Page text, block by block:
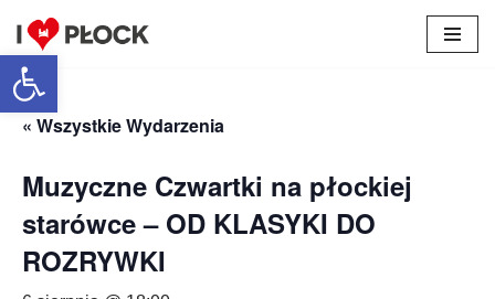
Otwórz pasek narzędzi
Przejdź
do
treści
« Wszystkie Wydarzenia
Muzyczne Czwartki na płockiej
starówce – OD KLASYKI DO
ROZRYWKI